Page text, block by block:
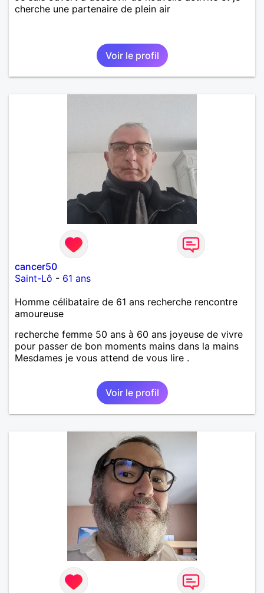
cherche une partenaire de plein air
Voir le profil
cancer50
Saint-Lô - 61 ans
Homme célibataire de 61 ans recherche rencontre
amoureuse
recherche femme 50 ans à 60 ans joyeuse de vivre
pour passer de bon moments mains dans la mains
Mesdames je vous attend de vous lire .
Voir le profil